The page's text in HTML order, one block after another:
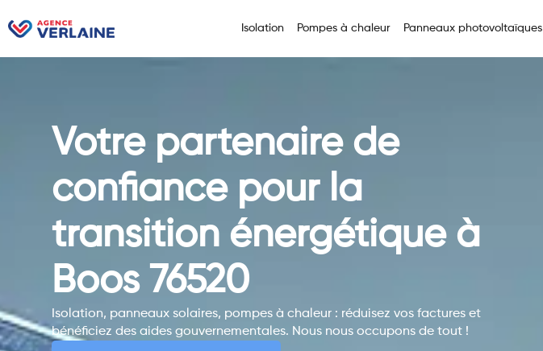
Isolation Pompes à chaleur Panneaux photovoltaïques
Votre partenaire de
confiance pour la
transition énergétique à
Boos 76520
Isolation, panneaux solaires, pompes à chaleur : réduisez vos factures et
bénéficiez des aides gouvernementales. Nous nous occupons de tout !